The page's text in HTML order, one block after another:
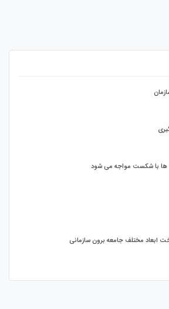
ها با شکست مواجه می شود
ابعاد مختلف جامعه برون سازمانی